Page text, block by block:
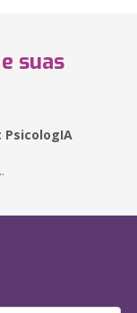
suas
PsicologIA